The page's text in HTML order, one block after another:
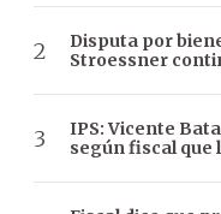
Disputa por
Stroessner
IPS: Vicente
según fiscal que